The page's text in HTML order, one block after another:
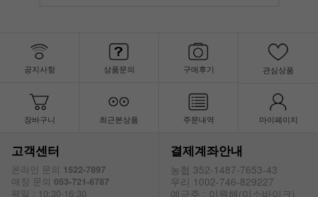
공지사항 상품문의 구매후기 관심상품
장바구니 최근본상품 주문내역 마이페이지
고객센터
온라인 문의 1522-7897
매장 문의 053-721-6787
평일 : 10:30-16:30
결제계좌안내
농협 352-1487-7653-43
우리 1002-746-829227
예금주 : 이원해(미소바이크)